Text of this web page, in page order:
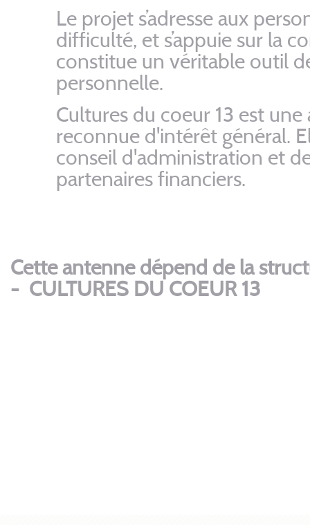
Le projet s’adresse aux
difficulté, et s’appuie sur la
constitue un véritable outil
personnelle.
Cultures du coeur 13 est
reconnue d'intérêt général.
conseil d'administration et
partenaires financiers.
Cette antenne dépend de la
- CULTURES DU COEUR 13